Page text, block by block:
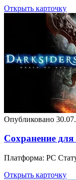
Открыть карточку
Опубликовано
Сохранение
Платформа: PC
Открыть карточку